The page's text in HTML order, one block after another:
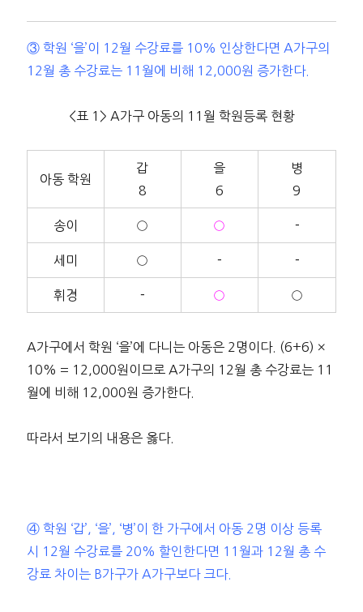
③ 학원 ‘을’이 12월 수강료를 10% 인상한다면 A가구의
12월 총 수강료는 11월에 비해 12,000원 증가한다.
<표 1> A가구 아동의 11월 학원등록 현황
아동 학원
갑
8
을
6
병
9
송이 ○ ○ －
세미 ○ － －
휘경 － ○ ○
A가구에서 학원 ‘을’에 다니는 아동은 2명이다. (6+6) ×
10% = 12,000원이므로 A가구의 12월 총 수강료는 11
월에 비해 12,000원 증가한다.
따라서 보기의 내용은 옳다.
④ 학원 ‘갑’, ‘을’, ‘병’이 한 가구에서 아동 2명 이상 등록
시 12월 수강료를 20% 할인한다면 11월과 12월 총 수
강료 차이는 B가구가 A가구보다 크다.